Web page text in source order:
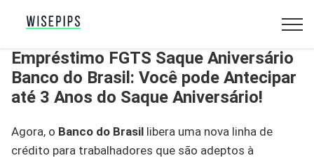
Empréstimo FGTS Saque Aniversário
Banco do Brasil: Você pode Antecipar
até 3 Anos do Saque Aniversário!
Agora, o Banco do Brasil libera uma nova linha de
crédito para trabalhadores que são adeptos à